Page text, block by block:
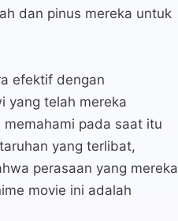
dan pinus mereka untuk
efektif dengan
yang telah mereka
pada saat itu
yang terlibat,
perasaan yang mereka
movie ini adalah